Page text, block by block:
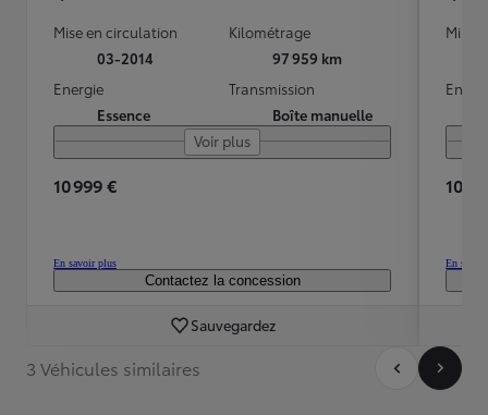
Mise en circulation
03-2014
Kilométrage
97 959 km
Energie
Essence
Transmission
Boîte manuelle
Voir plus
10 999 €
En savoir plus
Contactez la concession
Sauvegardez
Mise
10
En
3 Véhicules similaires